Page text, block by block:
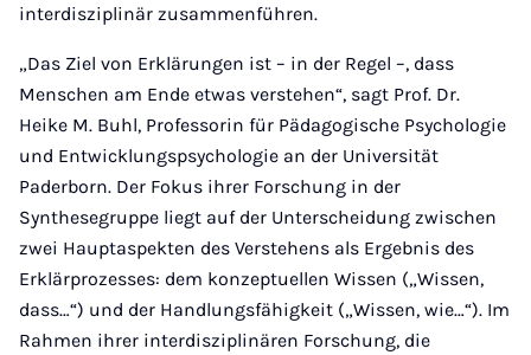
interdisziplinär zusammenführen.
„Das Ziel von Erklärungen ist – in der Regel –, dass
Menschen am Ende etwas verstehen“, sagt Prof. Dr.
Heike M. Buhl, Professorin für Pädagogische Psychologie
und Entwicklungspsychologie an der Universität
Paderborn. Der Fokus ihrer Forschung in der
Synthesegruppe liegt auf der Unterscheidung zwischen
zwei Hauptaspekten des Verstehens als Ergebnis des
Erklärprozesses: dem konzeptuellen Wissen („Wissen,
dass…“) und der Handlungsfähigkeit („Wissen, wie…“). Im
Rahmen ihrer interdisziplinären Forschung, die